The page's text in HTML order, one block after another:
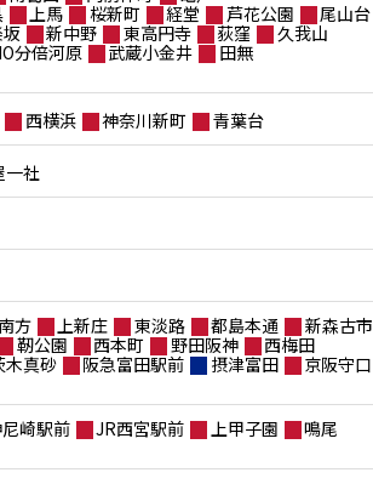
上馬 桜新町 経堂 芦花公園
尾山台
新中野 東高円寺 荻窪
久我山
分倍河原 武蔵小金井
田無
西横浜 神奈川新町 青葉台
一社
方 上新庄 東淡路 都島本通
新森古市
靭公園 西本町 野田阪神
西梅田
木真砂 阪急富田駅前 摂津富田
京阪守口
崎駅前 JR西宮駅前 上甲子園
鳴尾